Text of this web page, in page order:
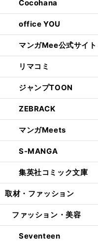
Cocohana
office YOU
マンガMee公式サイト
リマコミ
ジャンプTOON
ZEBRACK
マンガMeets
S-MANGA
集英社コミック文庫
取材・ファッション
ファッション・美容
Seventeen